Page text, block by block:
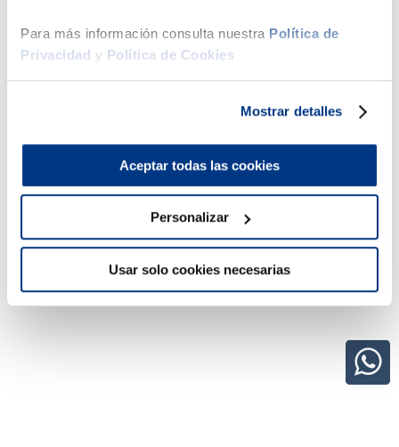
Para más información consulta nuestra Política de
Privacidad y Política de Cookies
Mostrar detalles
Aceptar todas las cookies
Personalizar
Usar solo cookies necesarias